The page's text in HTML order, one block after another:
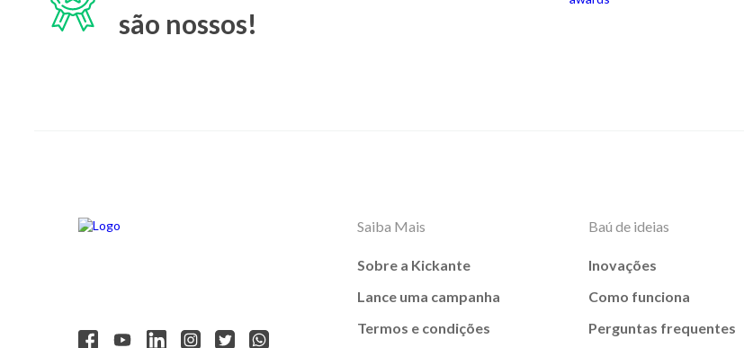
são nossos!
Saiba Mais
Sobre a Kickante
Lance uma campanha
Termos e condições
Baú de ideias
Inovações
Como funciona
Perguntas frequentes